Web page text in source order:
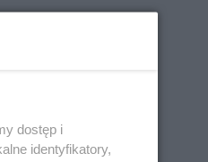
dostęp i
identyfikatory,